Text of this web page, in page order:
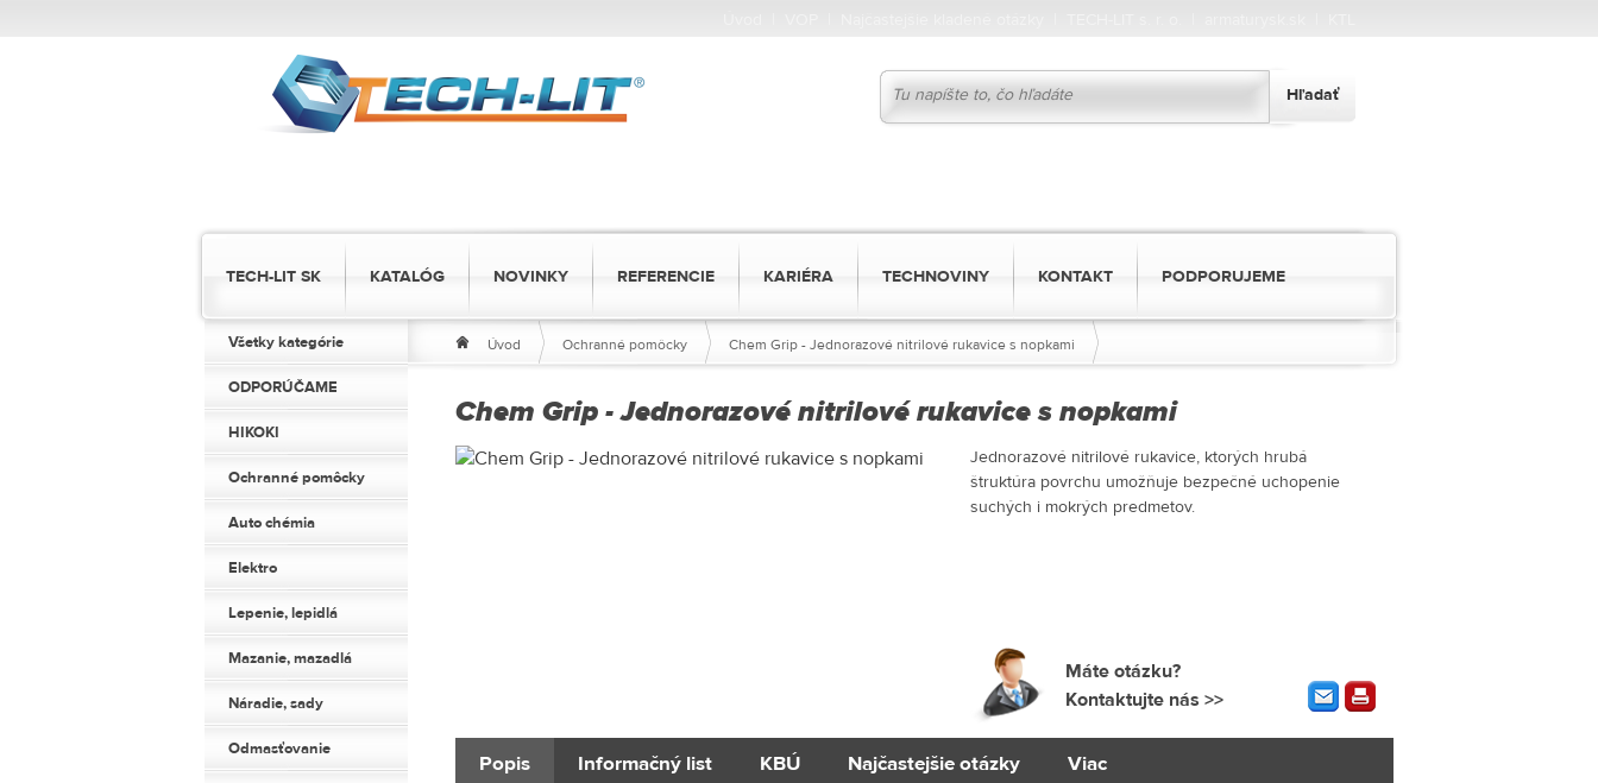
TECH-LIT SK KATALÓG NOVINKY REFERENCIE KARIÉRA TECHNOVINY KONTAKT PODPORUJEME
Všetky kategórie
ODPORÚČAME
HIKOKI
Ochranné pomôcky
Auto chémia
Elektro
Lepenie, lepidlá
Mazanie, mazadlá
Náradie, sady
Odmasťovanie
Úvod Ochranné pomôcky Chem Grip - Jednorazové nitrilové rukavice s nopkami
Chem Grip - Jednorazové nitrilové rukavice s nopkami
Jednorazové nitrilové rukavice, ktorých hrubá
štruktúra povrchu umožňuje bezpečné uchopenie
suchých i mokrých predmetov.
Máte otázku?
Kontaktujte nás >>
Popis Informačný list KBÚ Najčastejšie otázky Viac